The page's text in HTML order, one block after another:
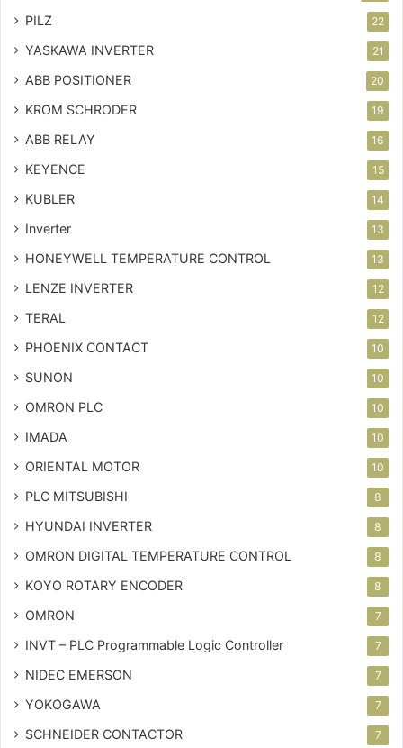
PILZ 22
YASKAWA INVERTER 21
ABB POSITIONER 20
KROM SCHRODER 19
ABB RELAY 16
KEYENCE 15
KUBLER 14
Inverter 13
HONEYWELL TEMPERATURE CONTROL 13
LENZE INVERTER 12
TERAL 12
PHOENIX CONTACT 10
SUNON 10
OMRON PLC 10
IMADA 10
ORIENTAL MOTOR 10
PLC MITSUBISHI 8
HYUNDAI INVERTER 8
OMRON DIGITAL TEMPERATURE CONTROL 8
KOYO ROTARY ENCODER 8
OMRON 7
INVT – PLC Programmable Logic Controller 7
NIDEC EMERSON 7
YOKOGAWA 7
SCHNEIDER CONTACTOR 7